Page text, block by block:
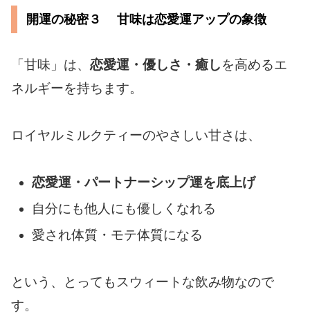
開運の秘密３ 甘味は恋愛運アップの象徴
「甘味」は、 恋愛運・優しさ・癒しを高めるエ
ネルギーを持ちます。
ロイヤルミルクティーのやさしい甘さは、
恋愛運・パートナーシップ運を底上げ
自分にも他人にも優しくなれる
愛され体質・モテ体質になる
という、とってもスウィートな飲み物なので
す。